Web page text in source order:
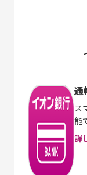
通
ス
能
詳